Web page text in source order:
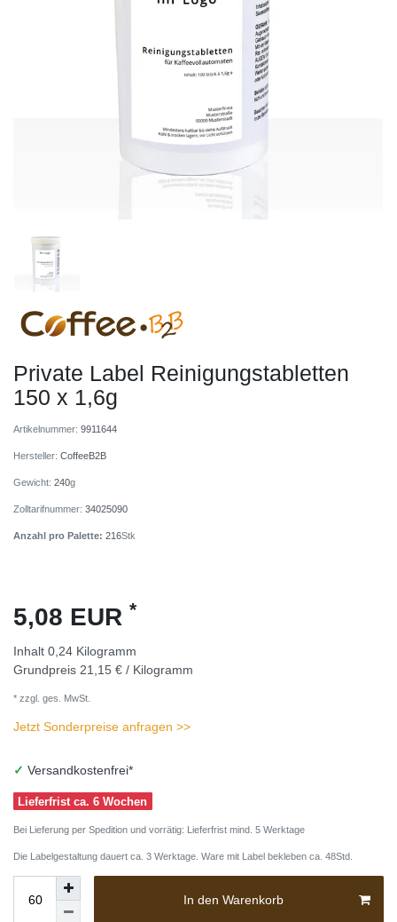
Private Label Reinigungstabletten
150 x 1,6g
Artikelnummer: 9911644
Hersteller: CoffeeB2B
Gewicht: 240g
Zolltarifnummer: 34025090
Anzahl pro Palette: 216Stk
5,08 EUR *
Inhalt 0,24 Kilogramm
Grundpreis 21,15 € / Kilogramm
* zzgl. ges. MwSt.
Jetzt Sonderpreise anfragen >>
✓ Versandkostenfrei*
Lieferfrist ca. 6 Wochen
Bei Lieferung per Spedition und vorrätig: Lieferfrist mind. 5 Werktage
Die Labelgestaltung dauert ca. 3 Werktage. Ware mit Label bekleben ca. 48Std.
In den Warenkorb